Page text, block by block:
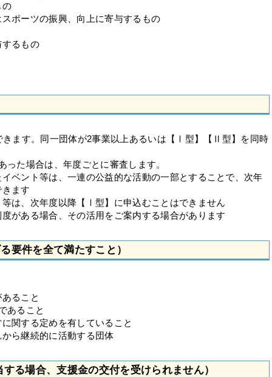
の
ポーツの振興、向上に寄与するもの
るもの
きます。同一団体が2事業以上あるいは【Ⅰ型】【Ⅱ型】を同時
た場合は、年度ごとに審査します。
ベント等は、一連の公益的な活動の一部とすることで、次年
ます
は、次年度以降【Ⅰ型】に申込むことはできません
がある場合、その活用をご案内する場合があります
要件を全て満たすこと）
ること
あること
関する定めを有していること
ら継続的に活動する団体
る場合、支援金の交付を受けられません）